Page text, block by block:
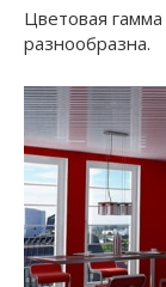
Цветовая
разнообразна.